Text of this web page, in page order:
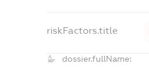
riskFactors.title
dossier.fullName: